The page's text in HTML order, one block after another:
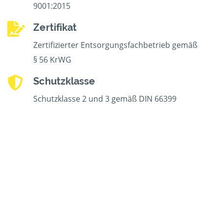
9001:2015
Zertifikat
Zertifizierter Entsorgungsfachbetrieb gemäß
§ 56 KrWG
Schutzklasse
Schutzklasse 2 und 3 gemäß DIN 66399